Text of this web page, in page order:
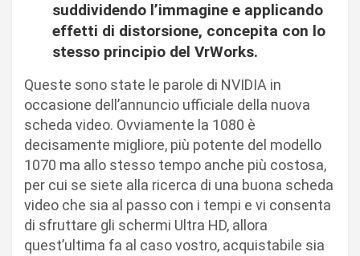
suddividendo l’immagine e applicando
effetti di distorsione, concepita con lo
stesso principio del VrWorks.
Queste sono state le parole di NVIDIA in
occasione dell’annuncio ufficiale della nuova
scheda video. Ovviamente la 1080 è
decisamente migliore, più potente del modello
1070 ma allo stesso tempo anche più costosa,
per cui se siete alla ricerca di una buona scheda
video che sia al passo con i tempi e vi consenta
di sfruttare gli schermi Ultra HD, allora
quest’ultima fa al caso vostro, acquistabile sia